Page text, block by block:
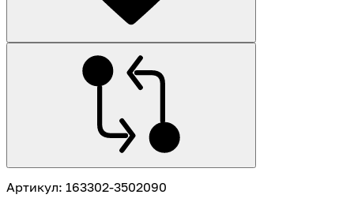
Артикул: 163302-3502090